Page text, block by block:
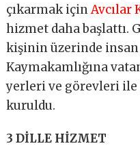
çıkarmak içinAvcılar
hizmet daha başlattı.
kişinin üzerinde insan
Kaymakamlığına
yerleri ve görevleri ile
kuruldu.
3 DİLLE HİZMET